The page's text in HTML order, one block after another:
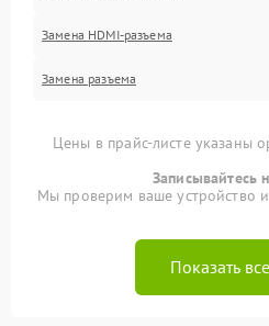
Замена HDMI-разъема
Замена разъема
Цены в прайс-листе указаны
Записывайтесь
Мы проверим ваше устройство
Показать